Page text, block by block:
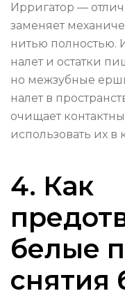
Ирригатор —
заменяет
нитью полностью.
налет и остатки
но межзубные
налет в
очищает
использовать их в
4. Как
белые
снятия